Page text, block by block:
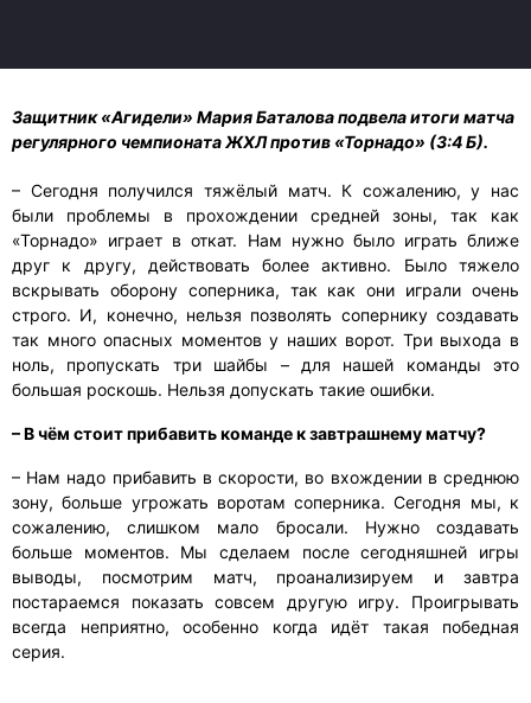
Защитник «Агидели» Мария Баталова подвела итоги матча
регулярного чемпионата ЖХЛ против «Торнадо» (3:4 Б).
– Сегодня получился тяжёлый матч. К сожалению, у нас
были проблемы в прохождении средней зоны, так как
«Торнадо» играет в откат. Нам нужно было играть ближе
друг к другу, действовать более активно. Было тяжело
вскрывать оборону соперника, так как они играли очень
строго. И, конечно, нельзя позволять сопернику создавать
так много опасных моментов у наших ворот. Три выхода в
ноль, пропускать три шайбы – для нашей команды это
большая роскошь. Нельзя допускать такие ошибки.
– В чём стоит прибавить команде к завтрашнему матчу?
– Нам надо прибавить в скорости, во вхождении в среднюю
зону, больше угрожать воротам соперника. Сегодня мы, к
сожалению, слишком мало бросали. Нужно создавать
больше моментов. Мы сделаем после сегодняшней игры
выводы, посмотрим матч, проанализируем и завтра
постараемся показать совсем другую игру. Проигрывать
всегда неприятно, особенно когда идёт такая победная
серия.